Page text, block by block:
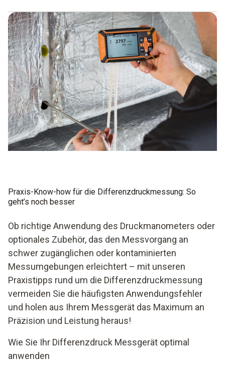
Ein Messgerät kann nur so präzise sein, wie sein Sensor.
Differenzdrucksensoren von Testo sind hoch empfindlich,
temperaturkompensiert und dabei klein und robust. Deshalb
sind sie auch für kritische Anwendungen perfekt geeignet.
Praxis-Know-how für die Differenzdruckmessung: So
geht’s noch besser
Ob richtige Anwendung des Druckmanometers oder
optionales Zubehör, das den Messvorgang an
schwer zugänglichen oder kontaminierten
Messumgebungen erleichtert – mit unseren
Praxistipps rund um die Differenzdruckmessung
vermeiden Sie die häufigsten Anwendungsfehler
und holen aus Ihrem Messgerät das Maximum an
Präzision und Leistung heraus!
Wie Sie Ihr Differenzdruck Messgerät optimal
anwenden